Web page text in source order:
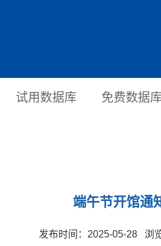
试用数据库 免费数据库
端午节开馆通
发布时间：2025-05-28 浏